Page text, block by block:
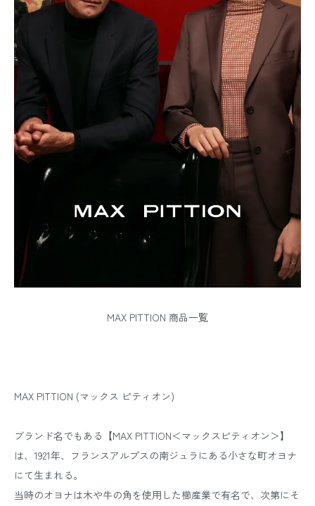
MAX PITTION 商品一覧
MAX PITTION (マックス ピティオン)
ブランド名でもある【MAX PITTION＜マックスピティオン＞】
は、1921年、フランスアルプスの南ジュラにある小さな町オヨナ
にて生まれる。
当時のオヨナは木や牛の角を使用した櫛産業で有名で、次第にそ